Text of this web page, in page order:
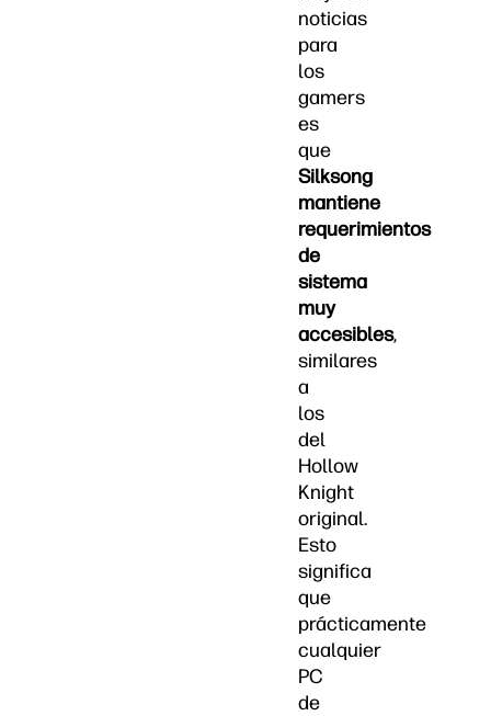
noticias
para
los
gamers
es
que
Silksong
mantiene
requerimientos
de
sistema
muy
accesibles,
similares
a
los
del
Hollow
Knight
original.
Esto
significa
que
prácticamente
cualquier
PC
de